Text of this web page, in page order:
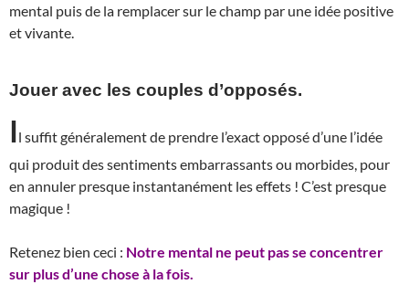
mental puis de la remplacer sur le champ par une idée positive
et vivante.
Jouer avec les couples d’opposés.
Il suffit généralement de prendre l’exact opposé d’une l’idée
qui produit des sentiments embarrassants ou morbides, pour
en annuler presque instantanément les effets ! C’est presque
magique !
Retenez bien ceci : Notre mental ne peut pas se concentrer
sur plus d’une chose à la fois.